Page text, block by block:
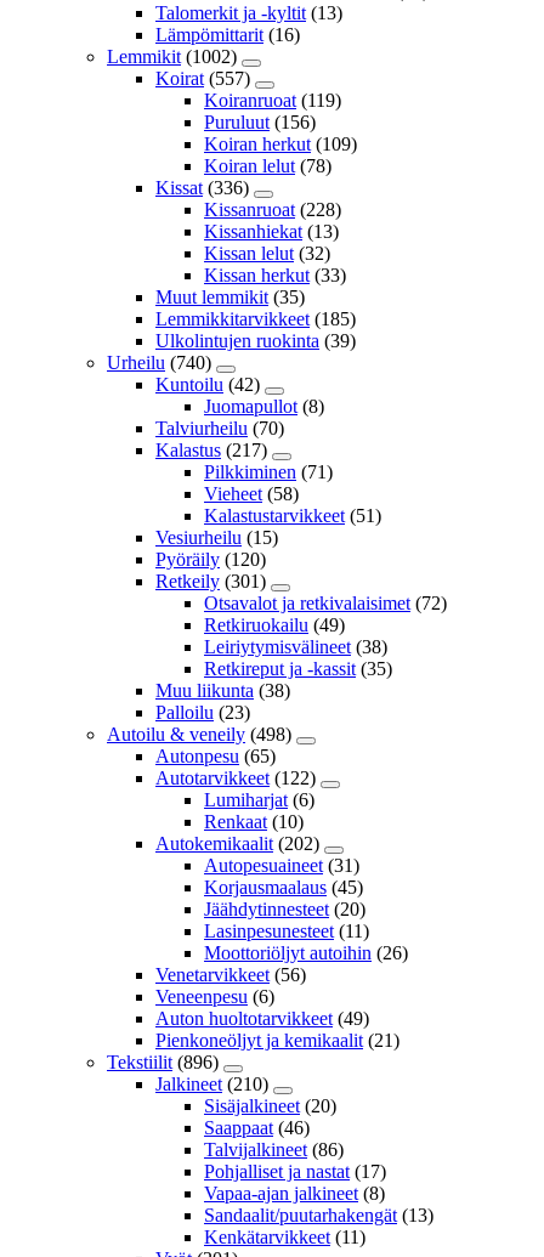
Talomerkit ja -kyltit (13)
Lämpömittarit (16)
Lemmikit (1002)
Koirat (557)
Koiranruoat (119)
Puruluut (156)
Koiran herkut (109)
Koiran lelut (78)
Kissat (336)
Kissanruoat (228)
Kissanhiekat (13)
Kissan lelut (32)
Kissan herkut (33)
Muut lemmikit (35)
Lemmikkitarvikkeet (185)
Ulkolintujen ruokinta (39)
Urheilu (740)
Kuntoilu (42)
Juomapullot (8)
Talviurheilu (70)
Kalastus (217)
Pilkkiminen (71)
Vieheet (58)
Kalastustarvikkeet (51)
Vesiurheilu (15)
Pyöräily (120)
Retkeily (301)
Otsavalot ja retkivalaisimet (72)
Retkiruokailu (49)
Leiriytymisvälineet (38)
Retkireput ja -kassit (35)
Muu liikunta (38)
Palloilu (23)
Autoilu & veneily (498)
Autonpesu (65)
Autotarvikkeet (122)
Lumiharjat (6)
Renkaat (10)
Autokemikaalit (202)
Autopesuaineet (31)
Korjausmaalaus (45)
Jäähdytinnesteet (20)
Lasinpesunesteet (11)
Moottoriöljyt autoihin (26)
Venetarvikkeet (56)
Veneenpesu (6)
Auton huoltotarvikkeet (49)
Pienkoneöljyt ja kemikaalit (21)
Tekstiilit (896)
Jalkineet (210)
Sisäjalkineet (20)
Saappaat (46)
Talvijalkineet (86)
Pohjalliset ja nastat (17)
Vapaa-ajan jalkineet (8)
Sandaalit/puutarhakengät (13)
Kenkätarvikkeet (11)